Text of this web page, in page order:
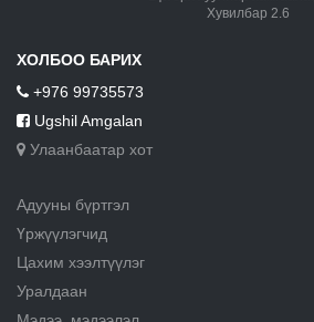
Хувилбар 2.6
ХОЛБОО БАРИХ
+976 99735573
Ugshil Amgalan
Улаанбаатар хот
Адууны бүртгэл
Үржүүлэгчид
Цахим хээлтүүлэг
Уралдаан